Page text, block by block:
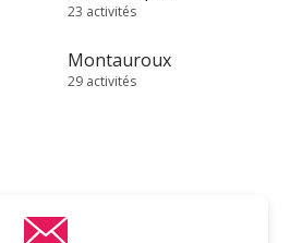
23 activités
Montauroux
29 activités